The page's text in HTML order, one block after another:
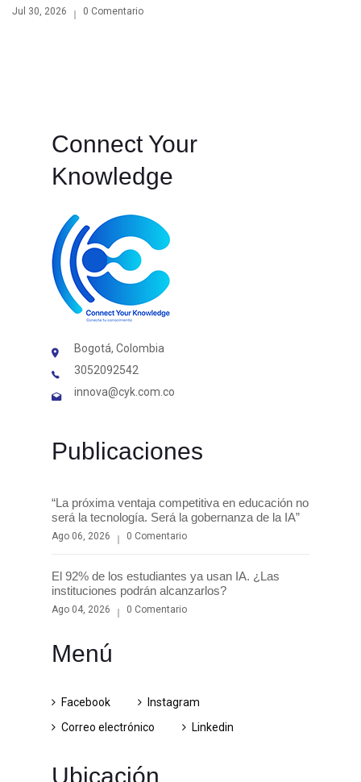
Jul 30, 2026 0 Comentario
Connect Your
Knowledge
Bogotá, Colombia
3052092542
innova@cyk.com.co
Publicaciones
“La próxima ventaja competitiva en educación no
será la tecnología. Será la gobernanza de la IA”
Ago 06, 2026 0 Comentario
El 92% de los estudiantes ya usan IA. ¿Las
instituciones podrán alcanzarlos?
Ago 04, 2026 0 Comentario
Menú
Facebook
Instagram
Correo electrónico
Linkedin
Ubicación